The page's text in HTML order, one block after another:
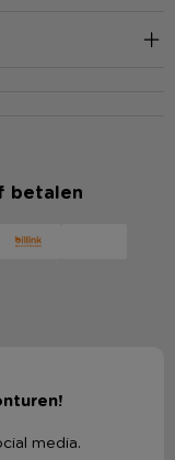
betalen
media.